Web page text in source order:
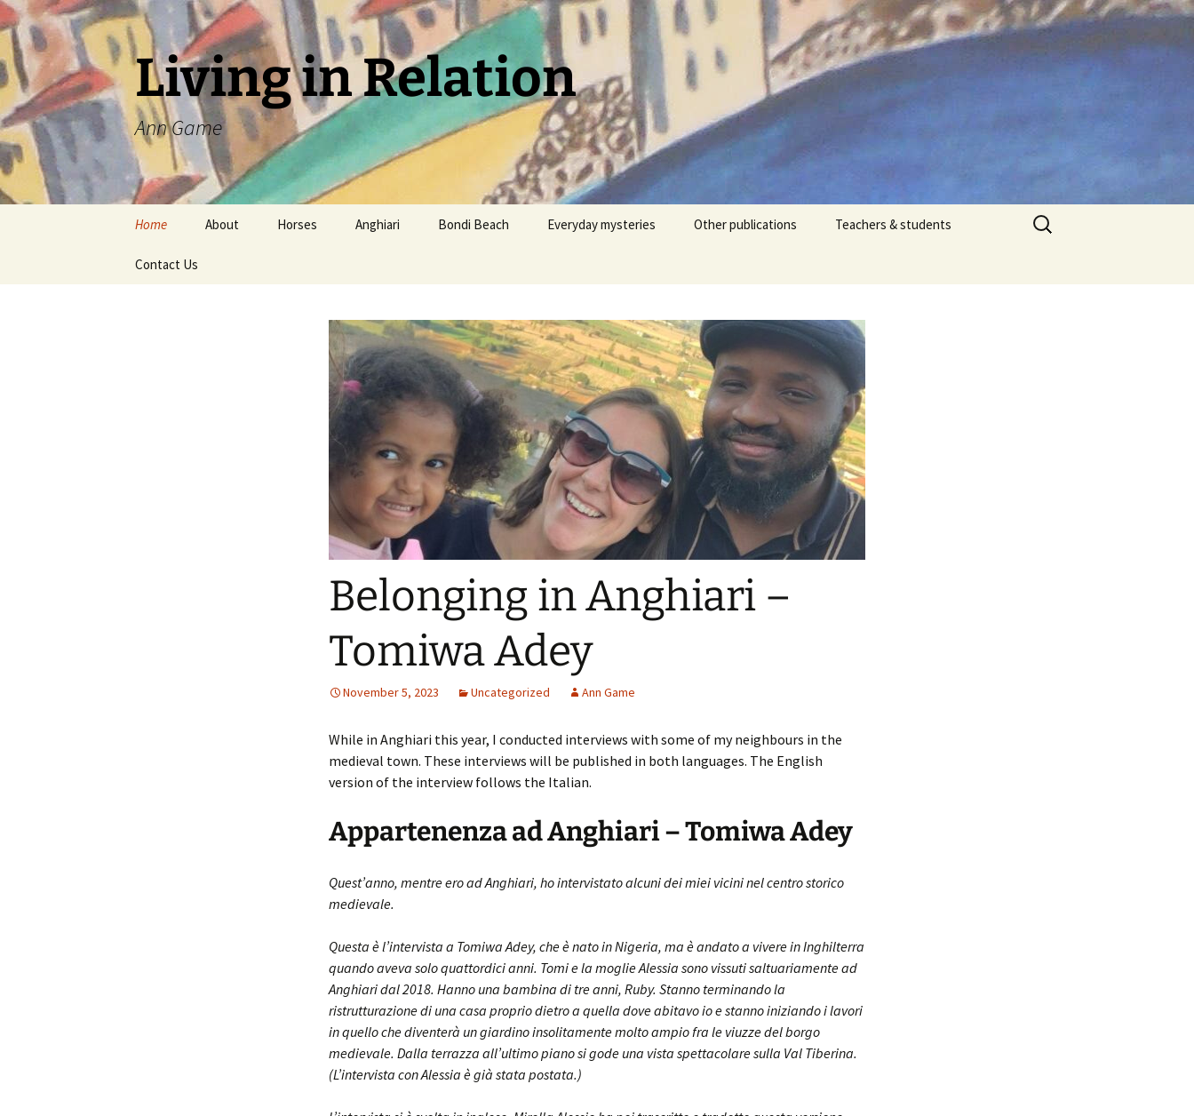
Living in Relation
Ann Game
content
Home About Horses Anghiari Bondi Beach Everyday mysteries Other publications Teachers & students
Contact Us
Search
for:
Belonging in Anghiari –
Tomiwa Adey
November 5, 2023 Uncategorized Ann Game
While in Anghiari this year, I conducted interviews with some of my neighbours in the
medieval town. These interviews will be published in both languages. The English
version of the interview follows the Italian.
Appartenenza ad Anghiari – Tomiwa Adey
Quest’anno, mentre ero ad Anghiari, ho intervistato alcuni dei miei vicini nel centro storico
medievale.
Questa è l’intervista a Tomiwa Adey, che è nato in Nigeria, ma è andato a vivere in Inghilterra
quando aveva solo quattordici anni. Tomi e la moglie Alessia sono vissuti saltuariamente ad
Anghiari dal 2018. Hanno una bambina di tre anni, Ruby. Stanno terminando la
ristrutturazione di una casa proprio dietro a quella dove abitavo io e stanno iniziando i lavori
in quello che diventerà un giardino insolitamente molto ampio fra le viuzze del borgo
medievale. Dalla terrazza all’ultimo piano si gode una vista spettacolare sulla Val Tiberina.
(L’intervista con Alessia è già stata postata.)